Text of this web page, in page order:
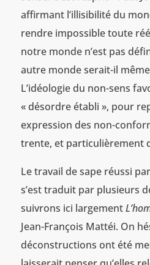
affirmant l’illisibilité du
rendre impossible toute
notre monde n’est pas
autre monde serait-il
L’idéologie du non-sens
« désordre établi », pour
expression des non-
trente, et particulièrement
Le travail de sape réussi
s’est traduit par plusieurs
suivrons ici largement
Jean-François Mattéi. On
déconstructions ont été